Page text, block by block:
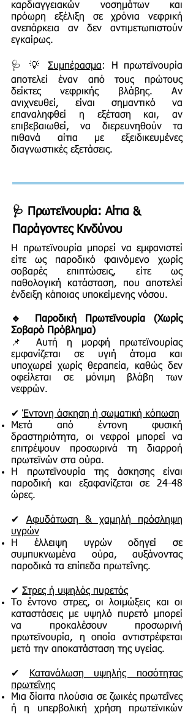
καρδιαγγειακών νοσημάτων και
πρόωρη εξέλιξη σε χρόνια νεφρική
ανεπάρκεια αν δεν αντιμετωπιστούν
εγκαίρως.
🩺 💡 Συμπέρασμα: Η πρωτεϊνουρία
αποτελεί έναν από τους πρώτους
δείκτες νεφρικής βλάβης. Αν
ανιχνευθεί, είναι σημαντικό να
επαναληφθεί η εξέταση και, αν
επιβεβαιωθεί, να διερευνηθούν τα
πιθανά αίτια με εξειδικευμένες
διαγνωστικές εξετάσεις.
🩺 Πρωτεϊνουρία: Αίτια &
Παράγοντες Κινδύνου
Η πρωτεϊνουρία μπορεί να εμφανιστεί
είτε ως παροδικό φαινόμενο χωρίς
σοβαρές επιπτώσεις, είτε ως
παθολογική κατάσταση, που αποτελεί
ένδειξη κάποιας υποκείμενης νόσου.
🔹 Παροδική Πρωτεϊνουρία (Χωρίς
Σοβαρό Πρόβλημα)
📌 Αυτή η μορφή πρωτεϊνουρίας
εμφανίζεται σε υγιή άτομα και
υποχωρεί χωρίς θεραπεία, καθώς δεν
οφείλεται σε μόνιμη βλάβη των
νεφρών.
✔ Έντονη άσκηση ή σωματική κόπωση
Μετά από έντονη φυσική
δραστηριότητα, οι νεφροί μπορεί να
επιτρέψουν προσωρινά τη διαρροή
πρωτεϊνών στα ούρα.
Η πρωτεϊνουρία της άσκησης είναι
παροδική και εξαφανίζεται σε 24-48
ώρες.
✔ Αφυδάτωση & χαμηλή πρόσληψη
υγρών
Η έλλειψη υγρών οδηγεί σε
συμπυκνωμένα ούρα, αυξάνοντας
παροδικά τα επίπεδα πρωτεΐνης.
✔ Στρες ή υψηλός πυρετός
Το έντονο στρες, οι λοιμώξεις και οι
καταστάσεις με υψηλό πυρετό μπορεί
να προκαλέσουν προσωρινή
πρωτεϊνουρία, η οποία αντιστρέφεται
μετά την αποκατάσταση της υγείας.
✔
Κατανάλωση υψηλής ποσότητας
πρωτεΐνης
Μια δίαιτα πλούσια σε ζωικές πρωτεΐνες
ή η υπερβολική χρήση πρωτεϊνικών